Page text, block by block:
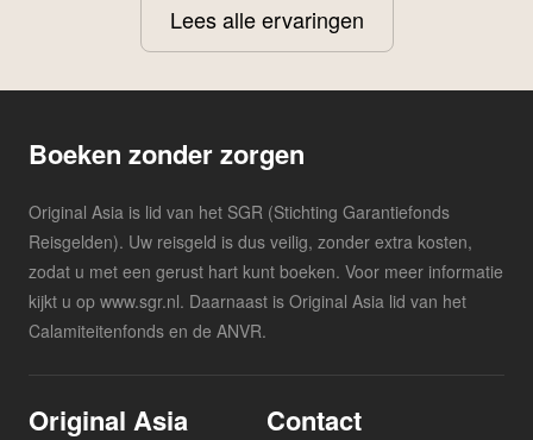
Lees alle ervaringen
Boeken zonder zorgen
Original Asia is lid van het SGR (Stichting Garantiefonds
Reisgelden). Uw reisgeld is dus veilig, zonder extra kosten,
zodat u met een gerust hart kunt boeken. Voor meer informatie
kijkt u op www.sgr.nl. Daarnaast is Original Asia lid van het
Calamiteitenfonds en de ANVR.
Original Asia Contact